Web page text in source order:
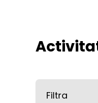
Filtra